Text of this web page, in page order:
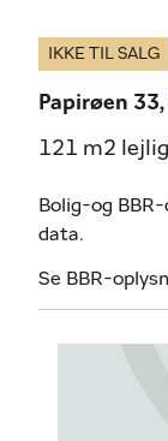
IKKE TIL SALG
Papirøen
121 m2
Bolig-og
data.
Se BBR-